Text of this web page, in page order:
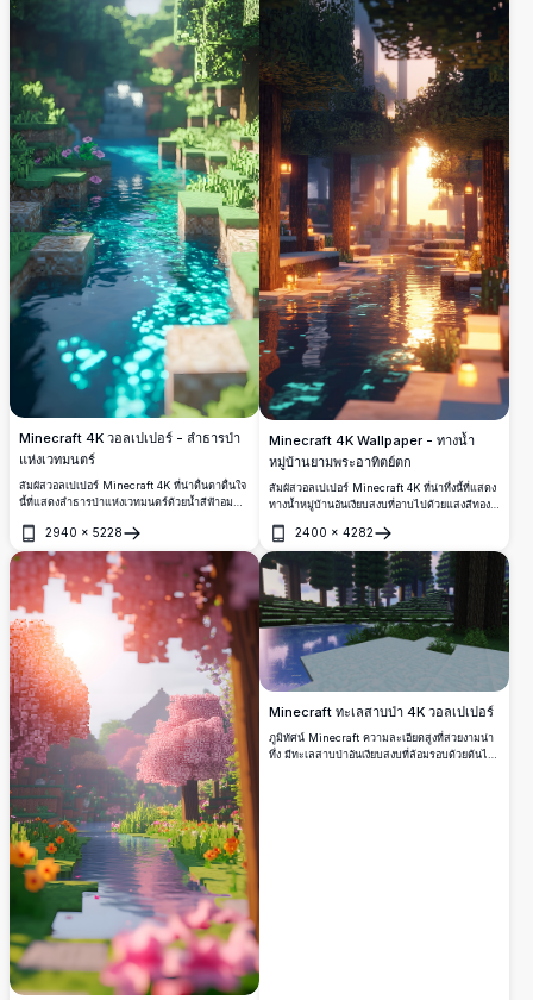
Minecraft 4K วอลเปเปอร์ - ลำธารป่า
แห่งเวทมนตร์
สัมผัสวอลเปเปอร์ Minecraft 4K ที่น่าตื่นตาตื่นใจ
นี้ที่แสดงลำธารป่าแห่งเวทมนตร์ด้วยน้ำสีฟ้าอม
ขจี ฉากความละเอียดสูงนี้มีบล็อกที่มีรายละเอียด
ต้นไม้ที่มีชีวิตชีวาที่ปกคลุมด้วยมอส และดอกไม้สี
ม่วงที่สร้างสรรค์สวรรค์อันเงียบสงบที่เหมาะสมอ
ย่างยิ่งสำหรับผู้รักธรรมชาติ
2940 × 5228
เปิด
Minecraft 4K Wallpaper - ทางน้ำ
หมู่บ้านยามพระอาทิตย์ตก
สัมผัสวอลเปเปอร์ Minecraft 4K ที่น่าทึ่งนี้ที่แสดง
ทางน้ำหมู่บ้านอันเงียบสงบที่อาบไปด้วยแสงสีทอง
โครงสร้างไม้ โคมไฟที่เปล่งประกาย และการ
สะท้อนของน้ำใสเหมือนคริสตัล สร้างการผสม
ผสานที่สมบูรณ์แบบของความอบอุ่นและความเงียบ
สงบในโลกแห่งบล็อก
2400 × 4282
เปิด
Minecraft ทะเลสาบป่า 4K วอลเปเปอร์
ภูมิทัศน์ Minecraft ความละเอียดสูงที่สวยงามน่า
ทึ่ง มีทะเลสาบป่าอันเงียบสงบที่ล้อมรอบด้วยต้นไม้